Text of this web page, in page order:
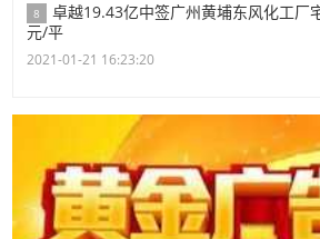
8
卓越19.43亿中签广州黄埔东风化工厂
元/平
2021-01-21 16:23:20